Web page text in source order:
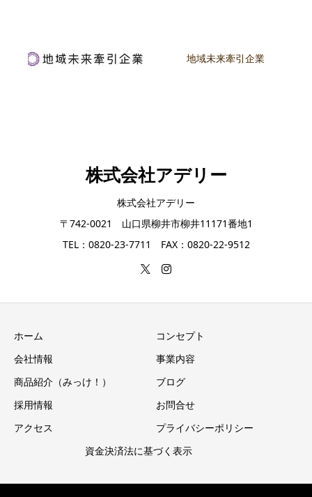
地域未来牽引企業
株式会社アデリー
株式会社アデリー
〒742-0021 山口県柳井市柳井11171番地1
TEL：0820-23-7711 FAX：0820-22-9512
ホーム
コンセプト
会社情報
事業内容
商品紹介（みっけ！）
ブログ
採用情報
お問合せ
アクセス
プライバシーポリシー
資金決済法に基づく表示